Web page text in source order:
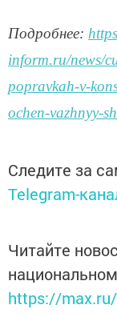
Подробнее:
inform.ru/news/
popravkah-v-
ochen-vazhnyy-
Следите за
Telegram-
Читайте
https://